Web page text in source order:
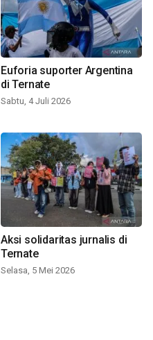
Euforia suporter Argentina
di Ternate
Sabtu, 4 Juli 2026
Aksi solidaritas jurnalis di
Ternate
Selasa, 5 Mei 2026